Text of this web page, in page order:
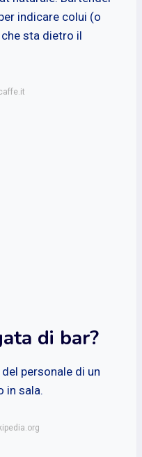
indicare colui (o
sta dietro il
di bar?
personale di un
in sala.